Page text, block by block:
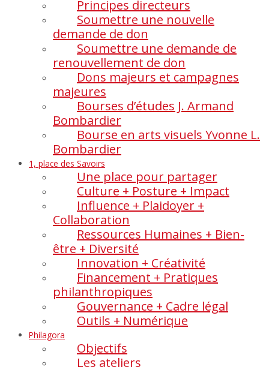
Principes directeurs
Soumettre une nouvelle
demande de don
Soumettre une demande de
renouvellement de don
Dons majeurs et campagnes
majeures
Bourses d’études J. Armand
Bombardier
Bourse en arts visuels Yvonne L.
Bombardier
1, place des Savoirs
Une place pour partager
Culture + Posture + Impact
Influence + Plaidoyer +
Collaboration
Ressources Humaines + Bien-
être + Diversité
Innovation + Créativité
Financement + Pratiques
philanthropiques
Gouvernance + Cadre légal
Outils + Numérique
Philagora
Objectifs
Les ateliers